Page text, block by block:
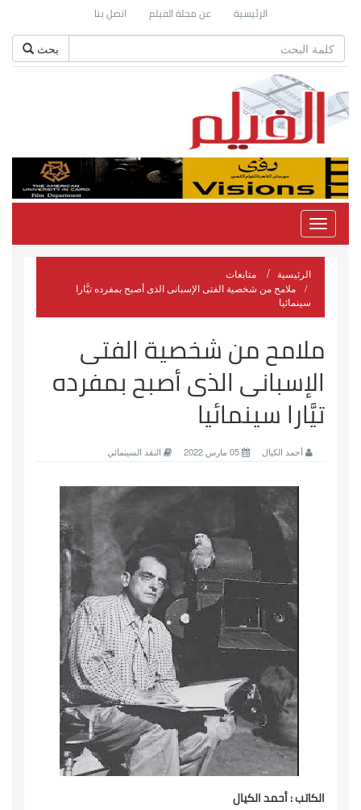
الرئيسية عن مجلة الفيلم اتصل بنا
بحث
Toggle
navigation
الرئيسية
متابعات
ملامح من شخصية الفتى الإسبانى الذى أصبح بمفرده تيَّارا
سينمائيا
ملامح من شخصية الفتى
الإسبانى الذى أصبح بمفرده
تيَّارا سينمائيا
أحمد الكيال النقد السينمائي
الكاتب : أحمد الكيال